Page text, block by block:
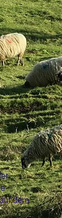
dem